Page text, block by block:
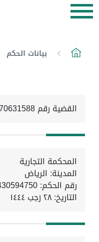
بيانات الحكم
القضية رقم 4470631588 لعام 1444 هـ
المحكمة التجارية
المدينة: الرياض
رقم الحكم: 4430594750
التاريخ:٢٨ رَجب ١٤٤٤